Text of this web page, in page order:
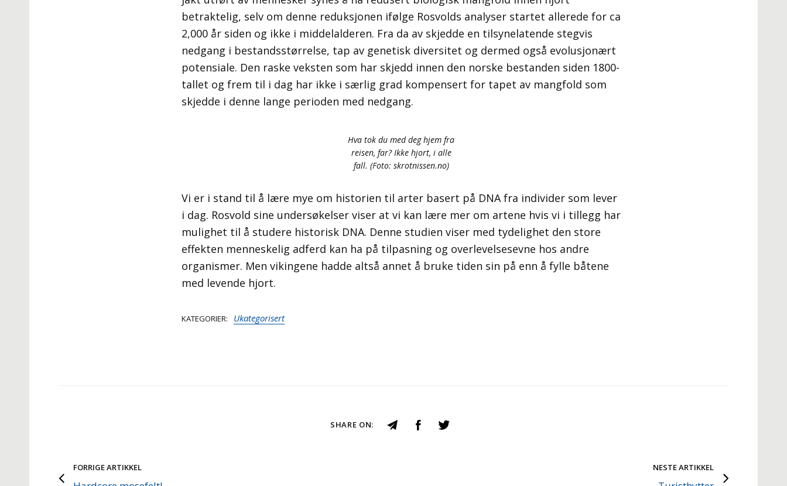
betraktelig, selv om denne reduksjonen ifølge Rosvolds analyser startet allerede for ca
2,000 år siden og ikke i middelalderen. Fra da av skjedde en tilsynelatende stegvis
nedgang i bestandsstørrelse, tap av genetisk diversitet og dermed også evolusjonært
potensiale. Den raske veksten som har skjedd innen den norske bestanden siden 1800-
tallet og frem til i dag har ikke i særlig grad kompensert for tapet av mangfold som
skjedde i denne lange perioden med nedgang.
Hva tok du med deg hjem fra
reisen, far? Ikke hjort, i alle
fall. (Foto: skrotnissen.no)
Vi er i stand til å lære mye om historien til arter basert på DNA fra individer som lever
i dag. Rosvold sine undersøkelser viser at vi kan lære mer om artene hvis vi i tillegg har
mulighet til å studere historisk DNA. Denne studien viser med tydelighet den store
effekten menneskelig adferd kan ha på tilpasning og overlevelsesevne hos andre
organismer. Men vikingene hadde altså annet å bruke tiden sin på enn å fylle båtene
med levende hjort.
KATEGORIER Ukategorisert
SHARE ON:
FORRIGE ARTIKKEL NESTE ARTIKKEL